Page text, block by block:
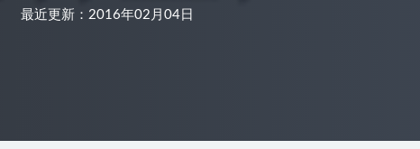
最近更新：2016年02月04日